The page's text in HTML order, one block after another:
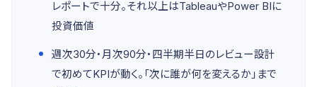
レポートで十分。それ以上はTableauやPower BIに
投資価値
週次30分・月次90分・四半期半日のレビュー設計
で初めてKPIが動く。「次に誰が何を変えるか」まで